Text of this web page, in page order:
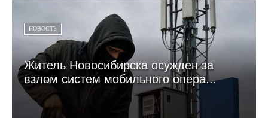
НОВОСТЬ
Житель Новосибирска осужден за
взлом систем мобильного опера...